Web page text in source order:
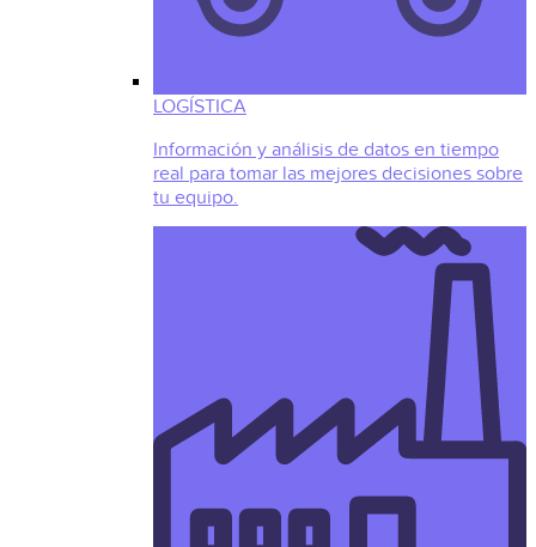
LOGÍSTICA
Información y análisis de datos en tiempo
real para tomar las mejores decisiones sobre
tu equipo.